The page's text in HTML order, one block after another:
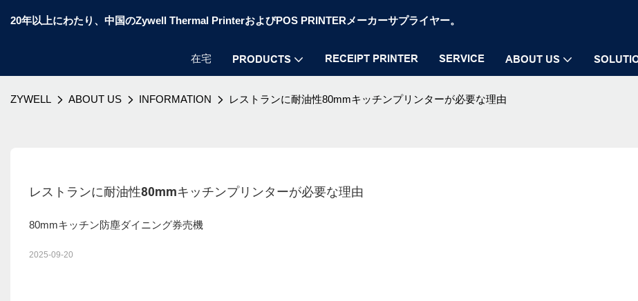
20年以上にわたり、中国のZywell Thermal PrinterおよびPOS PRINTERメーカーサプライヤー。
在宅 PRODUCTS RECEIPT PRINTER SERVICE ABOUT US
ZYWELL ABOUT US INFORMATION レストランに耐油性80mmキッチンプリンターが必要な理由
レストランに耐油性80mmキッチンプリンターが必要な理由
80mmキッチン防塵ダイニング券売機
2025-09-20